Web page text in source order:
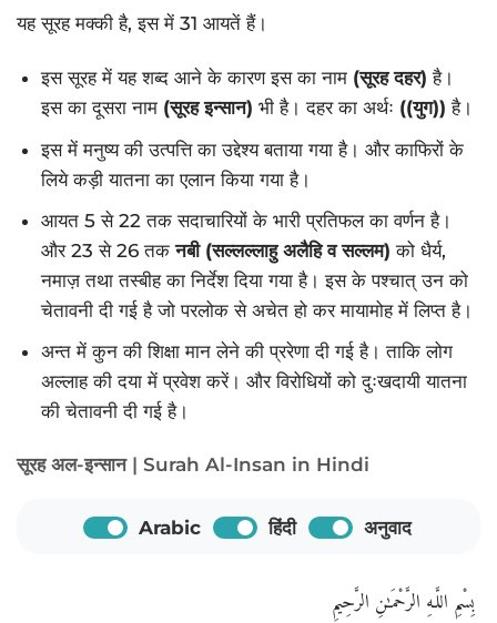
यह सूरह मक्की है, इस में 31 आयतें हैं।
इस सूरह में यह शब्द आने के कारण इस का नाम (सूरह दहर) है।
इस का दूसरा नाम (सूरह इन्सान) भी है। दहर का अर्थः ((युग)) है।
इस में मनुष्य की उत्पत्ति का उद्देश्य बताया गया है। और काफिरों के
लिये कड़ी यातना का एलान किया गया है।
आयत 5 से 22 तक सदाचारियों के भारी प्रतिफल का वर्णन है।
और 23 से 26 तकनबी (सल्लल्लाहु अलैहि व सल्लम)को धैर्य,
नमाज़ तथा तस्बीह का निर्देश दिया गया है। इस के पश्चात् उन को
चेतावनी दी गई है जो परलोक से अचेत हो कर मायामोह में लिप्त है।
अन्त में कुन की शिक्षा मान लेने की प्ररेणा दी गई है। ताकि लोग
अल्लाह की दया में प्रवेश करें। और विरोधियों को दुःखदायी यातना
की चेतावनी दी गई है।
सूरह अल-इन्सान | Surah Al-Insan in Hindi
Arabic हिंदी अनुवाद
بِسْمِ اللَّـهِ الرَّحْمَـٰنِ الرَّحِيمِ